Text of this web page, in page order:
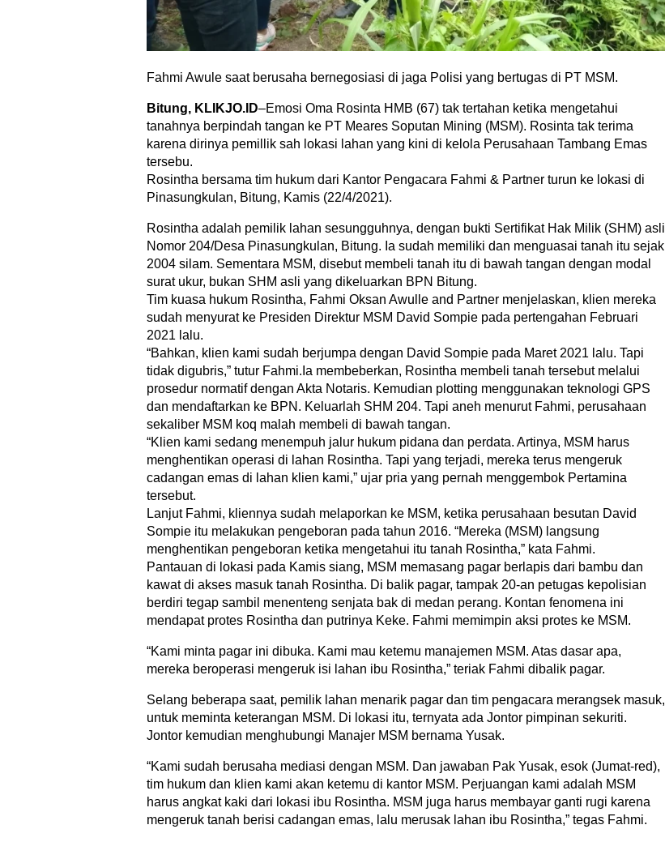
Fahmi Awule saat berusaha bernegosiasi di jaga Polisi yang bertugas di PT MSM.
Bitung, KLIKJO.ID–Emosi Oma Rosinta HMB (67) tak tertahan ketika mengetahui
tanahnya berpindah tangan ke PT Meares Soputan Mining (MSM). Rosinta tak terima
karena dirinya pemillik sah lokasi lahan yang kini di kelola Perusahaan Tambang Emas
tersebu.
Rosintha bersama tim hukum dari Kantor Pengacara Fahmi & Partner turun ke lokasi di
Pinasungkulan, Bitung, Kamis (22/4/2021).
Rosintha adalah pemilik lahan sesungguhnya, dengan bukti Sertifikat Hak Milik (SHM) asli
Nomor 204/Desa Pinasungkulan, Bitung. Ia sudah memiliki dan menguasai tanah itu sejak
2004 silam. Sementara MSM, disebut membeli tanah itu di bawah tangan dengan modal
surat ukur, bukan SHM asli yang dikeluarkan BPN Bitung.
Tim kuasa hukum Rosintha, Fahmi Oksan Awulle and Partner menjelaskan, klien mereka
sudah menyurat ke Presiden Direktur MSM David Sompie pada pertengahan Februari
2021 lalu.
“Bahkan, klien kami sudah berjumpa dengan David Sompie pada Maret 2021 lalu. Tapi
tidak digubris,” tutur Fahmi.Ia membeberkan, Rosintha membeli tanah tersebut melalui
prosedur normatif dengan Akta Notaris. Kemudian plotting menggunakan teknologi GPS
dan mendaftarkan ke BPN. Keluarlah SHM 204. Tapi aneh menurut Fahmi, perusahaan
sekaliber MSM koq malah membeli di bawah tangan.
“Klien kami sedang menempuh jalur hukum pidana dan perdata. Artinya, MSM harus
menghentikan operasi di lahan Rosintha. Tapi yang terjadi, mereka terus mengeruk
cadangan emas di lahan klien kami,” ujar pria yang pernah menggembok Pertamina
tersebut.
Lanjut Fahmi, kliennya sudah melaporkan ke MSM, ketika perusahaan besutan David
Sompie itu melakukan pengeboran pada tahun 2016. “Mereka (MSM) langsung
menghentikan pengeboran ketika mengetahui itu tanah Rosintha,” kata Fahmi.
Pantauan di lokasi pada Kamis siang, MSM memasang pagar berlapis dari bambu dan
kawat di akses masuk tanah Rosintha. Di balik pagar, tampak 20-an petugas kepolisian
berdiri tegap sambil menenteng senjata bak di medan perang. Kontan fenomena ini
mendapat protes Rosintha dan putrinya Keke. Fahmi memimpin aksi protes ke MSM.
“Kami minta pagar ini dibuka. Kami mau ketemu manajemen MSM. Atas dasar apa,
mereka beroperasi mengeruk isi lahan ibu Rosintha,” teriak Fahmi dibalik pagar.
Selang beberapa saat, pemilik lahan menarik pagar dan tim pengacara merangsek masuk,
untuk meminta keterangan MSM. Di lokasi itu, ternyata ada Jontor pimpinan sekuriti.
Jontor kemudian menghubungi Manajer MSM bernama Yusak.
“Kami sudah berusaha mediasi dengan MSM. Dan jawaban Pak Yusak, esok (Jumat-red),
tim hukum dan klien kami akan ketemu di kantor MSM. Perjuangan kami adalah MSM
harus angkat kaki dari lokasi ibu Rosintha. MSM juga harus membayar ganti rugi karena
mengeruk tanah berisi cadangan emas, lalu merusak lahan ibu Rosintha,” tegas Fahmi.